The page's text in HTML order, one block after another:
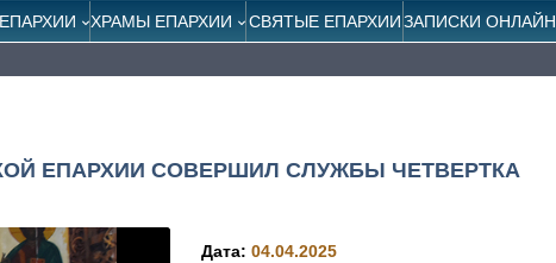
ХРАМЫ ЕПАРХИИ СВЯТЫЕ ЕПАРХИИЗАПИСКИ ОНЛАЙН
ЕПАРХИИ СОВЕРШИЛ СЛУЖБЫ ЧЕТВЕРТКА
Дата:04.04.2025